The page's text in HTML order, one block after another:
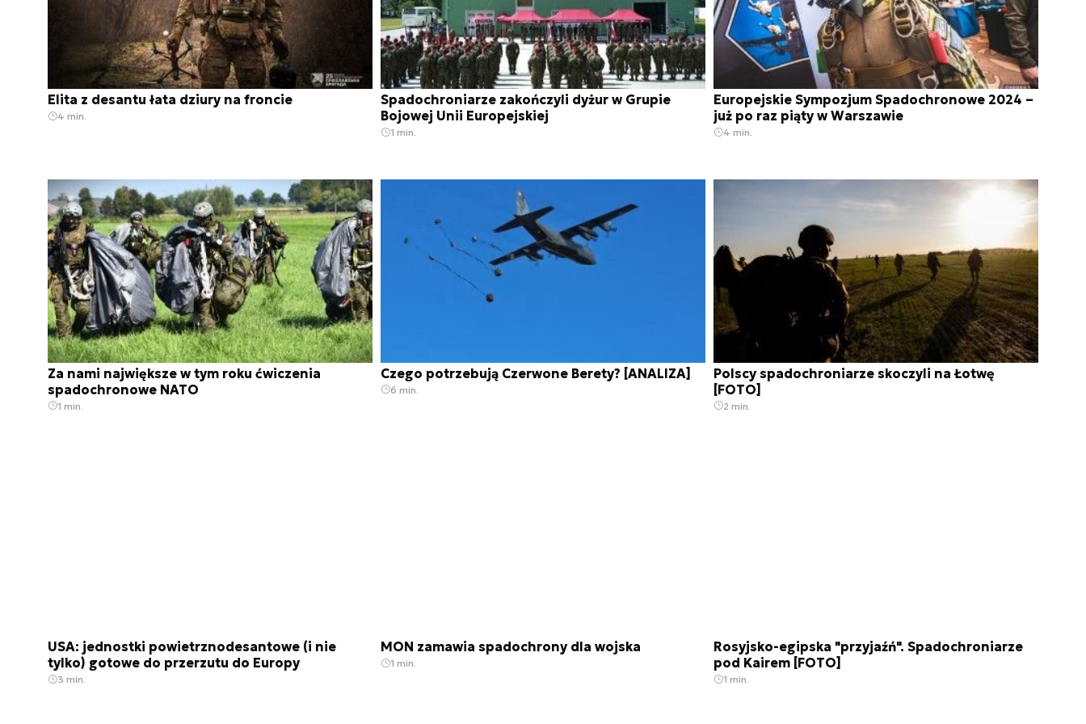
Elita z desantu łata dziury na froncie
4 min.
Spadochroniarze zakończyli dyżur w Grupie
Bojowej Unii Europejskiej
1 min.
Europejskie Sympozjum Spadochronowe 2024 –
już po raz piąty w Warszawie
4 min.
Za nami największe w tym roku ćwiczenia
spadochronowe NATO
1 min.
Czego potrzebują Czerwone Berety? [ANALIZA]
6 min.
Polscy spadochroniarze skoczyli na Łotwę
[FOTO]
2 min.
USA: jednostki powietrznodesantowe (i nie
tylko) gotowe do przerzutu do Europy
3 min.
MON zamawia spadochrony dla wojska
1 min.
Rosyjsko-egipska "przyjaźń". Spadochroniarze
pod Kairem [FOTO]
1 min.